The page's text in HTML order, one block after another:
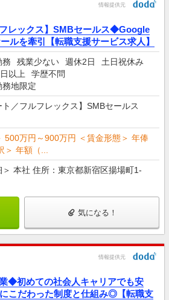
情報提供元
フレックス】SMBセールス◆Google
ルを牽引【転職支援サービス求人】
務 残業少ない 週休2日
土日祝休み
以上
学歴不問
地限定
ト／フルフレックス】SMBセールス
500万円～900万円 ＜賃金形態＞ 年俸
年額（...
＞ 本社 住所：東京都新宿区揚場町1-
気になる！
情報提供元
◆初めての社会人キャリアでも安
こだわった制度と仕組み◎【転職支